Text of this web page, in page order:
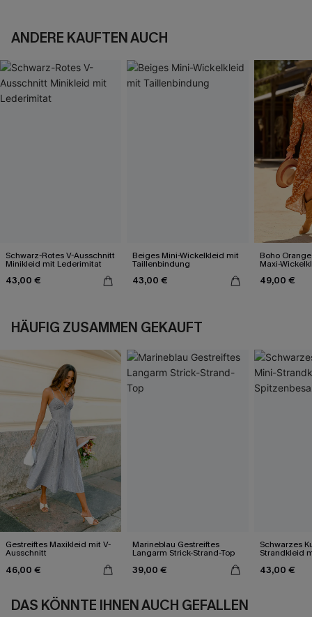
ANDERE KAUFTEN AUCH
Schwarz-Rotes V-Ausschnitt
Minikleid mit Lederimitat
43,00 €
Beiges Mini-Wickelkleid mit
Taillenbindung
43,00 €
Boho
Maxi-
49,00 €
HÄUFIG ZUSAMMEN GEKAUFT
Gestreiftes Maxikleid mit V-
Ausschnitt
46,00 €
Marineblau Gestreiftes
Langarm Strick-Strand-Top
39,00 €
Schwarzes
Strandkleid
43,00 €
DAS KÖNNTE IHNEN AUCH GEFALLEN